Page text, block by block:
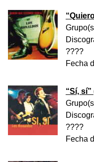
“
????
Fecha
“Sí, sí”
????
Fecha